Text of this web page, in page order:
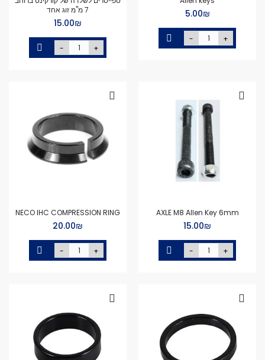
₪‏5.00
- +
7 מ''מ זוג אחד
₪‏15.00
- +
AXLE M8 Allen Key 6mm
₪‏15.00
- +
NECO IHC COMPRESSION RING
₪‏20.00
- +